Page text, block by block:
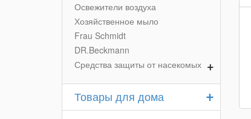
Освежители воздуха
Хозяйственное мыло
Frau Schmidt
DR.Beckmann
+
Средства защиты от насекомых
+
Товары для дома